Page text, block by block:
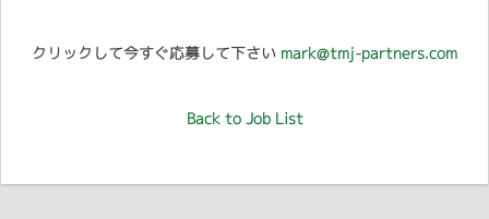
クリックして今すぐ応募して下さい mark@tmj-partners.com
Back to Job List